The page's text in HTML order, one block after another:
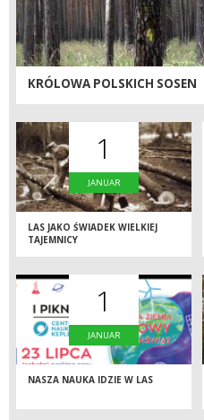
KRÓLOWA POLSKICH SOSEN
1
JANUAR
LAS JAKO ŚWIADEK WIELKIEJ
TAJEMNICY
1
JANUAR
NASZA NAUKA IDZIE W LAS